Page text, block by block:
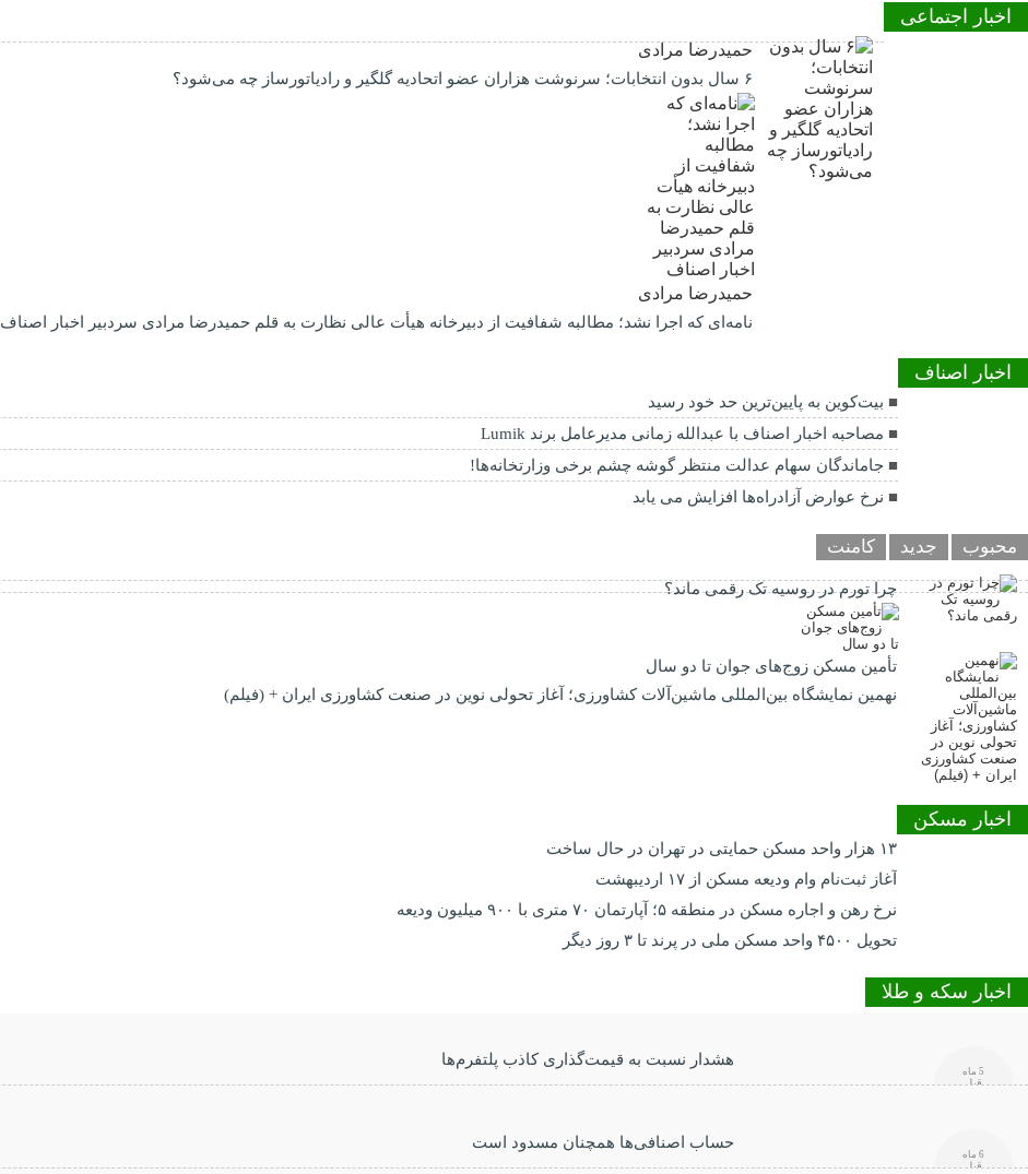
اخبار اجتماعی
حمیدرضا مرادی
۶ سال بدون انتخابات؛ سرنوشت هزاران عضو اتحادیه گلگیر و رادیاتورساز چه می‌شود؟
حمیدرضا مرادی
نامه‌ای که اجرا نشد؛ مطالبه شفافیت از دبیرخانه هیأت عالی نظارت به قلم حمیدرضا مرادی سردبیر اخبار اصناف
اخبار اصناف
بیت‌کوین به پایین‌ترین حد خود رسید
مصاحبه اخبار اصناف با عبدالله زمانی مدیرعامل برند Lumik
جاماندگان سهام عدالت منتظر گوشه چشم برخی وزارتخانه‌ها!
نرخ عوارض آزادراه‌ها افزایش می یابد
محبوب جدید کامنت
چرا تورم در روسیه تک رقمی ماند؟
تأمین مسکن زوج‌های جوان تا دو سال
نهمین نمایشگاه بین‌المللی ماشین‌آلات کشاورزی؛ آغاز تحولی نوین در صنعت کشاورزی ایران + (فیلم)
اخبار مسکن
۱۳ هزار واحد مسکن حمایتی در تهران در حال ساخت
آغاز ثبت‌نام وام ودیعه مسکن از ۱۷ اردیبهشت
نرخ‌ رهن و اجاره مسکن در منطقه ۵؛ آپارتمان ۷۰ متری با ۹۰۰ میلیون ودیعه
تحویل ۴۵۰۰ واحد مسکن ملی در پرند تا ۳ روز دیگر
اخبار سکه و طلا
هشدار نسبت به قیمت‌گذاری کاذب پلتفرم‌ها
5 ماه
قبل
حساب اصنافی‌ها همچنان مسدود است
6 ماه
قبل